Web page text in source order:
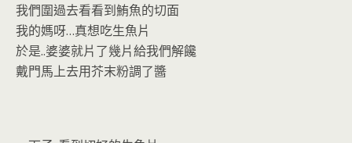
我們圍過去看看到鮪魚的切面
我的媽呀…真想吃生魚片
於是..婆婆就片了幾片給我們解饞
戴門馬上去用芥末粉調了醬